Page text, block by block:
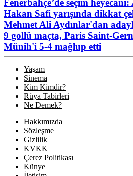
Fenerbahçe’de seçim heyecanı:
Hakan Safi yarışında dikkat
Mehmet Ali Aydınlar'dan
9 gollü maçta, Paris Saint-
Münih'i 5-4 mağlup etti
Yaşam
Sinema
Kim Kimdir?
Rüya Tabirleri
Ne Demek?
Hakkımızda
Sözleşme
Gizlilik
KVKK
Çerez Politikası
Künye